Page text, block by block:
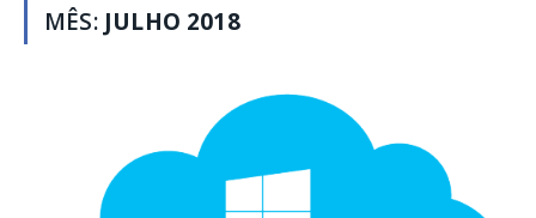
MÊS: JULHO 2018